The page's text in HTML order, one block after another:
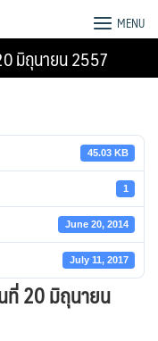
MENU
มิถุนายน 2557
45.03 KB
1
June 20, 2014
July 11, 2017
ที่ 20 มิถุนายน